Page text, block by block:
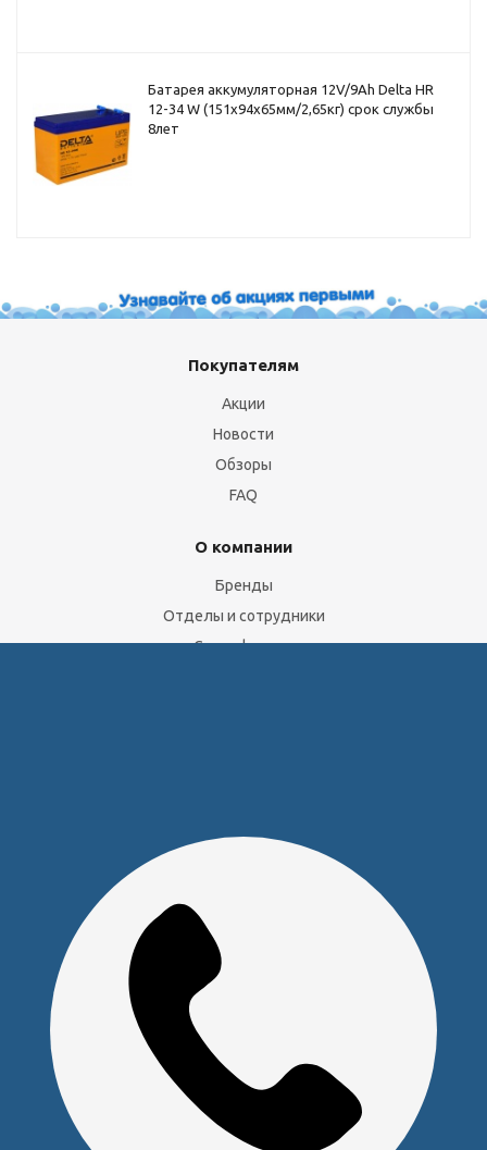
Батарея аккумуляторная 12V/9Ah Delta HR
12-34 W (151x94x65мм/2,65кг) срок службы
8лет
Покупателям
Акции
Новости
Обзоры
FAQ
О компании
Бренды
Отделы и сотрудники
Сертификаты
Прайс на услуги Сервисного Центра
Оставайтесь на связи
Наши контакты
+7 (391) 291-30-30 info@s-pl.ru